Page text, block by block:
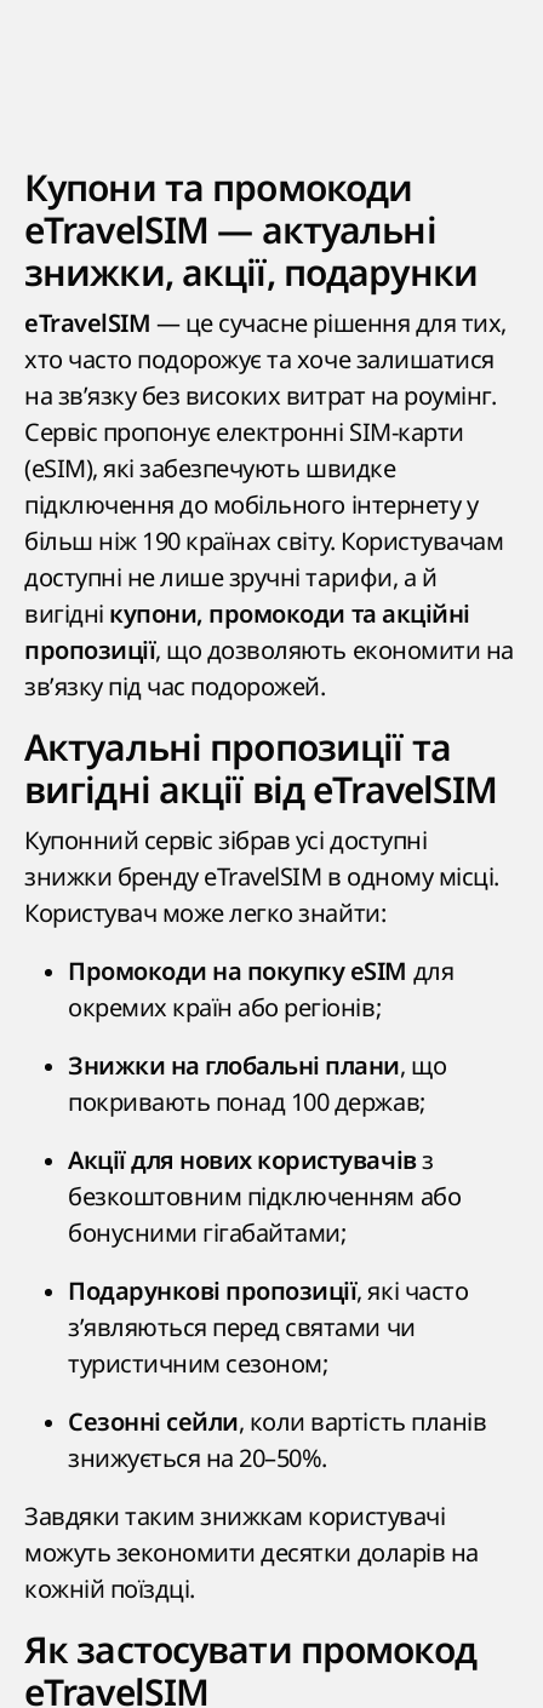
Купони та промокоди
eTravelSIM — актуальні
знижки, акції, подарунки
eTravelSIM — це сучасне рішення для тих,
хто часто подорожує та хоче залишатися
на зв’язку без високих витрат на роумінг.
Сервіс пропонує електронні SIM-карти
(eSIM), які забезпечують швидке
підключення до мобільного інтернету у
більш ніж 190 країнах світу. Користувачам
доступні не лише зручні тарифи, а й
вигідні купони, промокоди та акційні
пропозиції, що дозволяють економити на
зв’язку під час подорожей.
Актуальні пропозиції та
вигідні акції від eTravelSIM
Купонний сервіс зібрав усі доступні
знижки бренду eTravelSIM в одному місці.
Користувач може легко знайти:
Промокоди на покупку eSIM для
окремих країн або регіонів;
Знижки на глобальні плани, що
покривають понад 100 держав;
Акції для нових користувачівз
безкоштовним підключенням або
бонусними гігабайтами;
Подарункові пропозиції, які часто
з’являються перед святами чи
туристичним сезоном;
Сезонні сейли, коли вартість планів
знижується на 20–50%.
Завдяки таким знижкам користувачі
можуть зекономити десятки доларів на
кожній поїздці.
Як застосувати промокод
eTravelSIM